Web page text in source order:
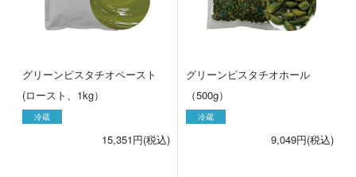
グリーンピスタチオペースト
(ロースト、1kg）
冷蔵
15,351円(税込)
グリーンピスタチオホール
（500g）
冷蔵
9,049円(税込)